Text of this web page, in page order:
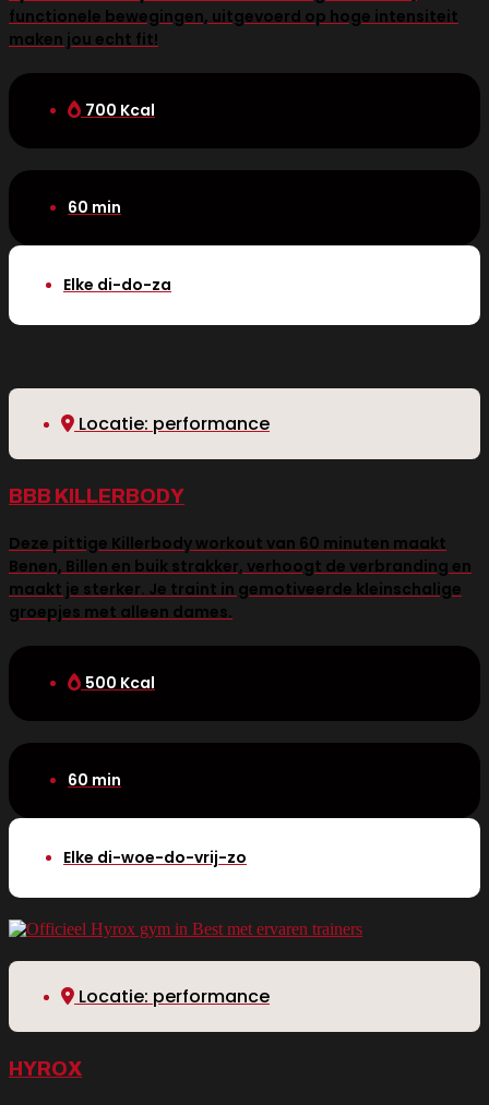
functionele bewegingen, uitgevoerd op hoge intensiteit
maken jou echt fit!
700 Kcal
60 min
Elke di-do-za
Locatie: performance
BBB KILLERBODY
Deze pittige Killerbody workout van 60 minuten maakt
Benen, Billen en buik strakker, verhoogt de verbranding en
maakt je sterker. Je traint in gemotiveerde kleinschalige
groepjes met alleen dames.
500 Kcal
60 min
Elke di-woe-do-vrij-zo
Locatie: performance
HYROX